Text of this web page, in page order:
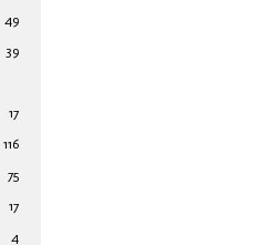
49
39
17
116
75
17
4